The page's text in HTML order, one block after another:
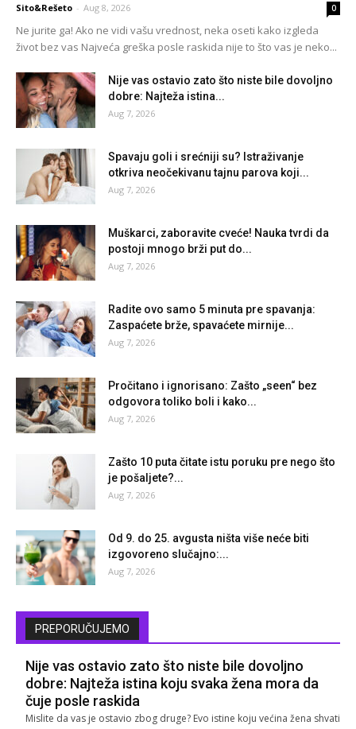
Sito&Rešeto - Aug 8, 2026 0
Ne jurite ga! Ako ne vidi vašu vrednost, neka oseti kako izgleda
život bez vas Najveća greška posle raskida nije to što vas je neko...
Nije vas ostavio zato što niste bile dovoljno
dobre: Najteža istina...
Aug 7, 2026
Spavaju goli i srećniji su? Istraživanje
otkriva neočekivanu tajnu parova koji...
Aug 7, 2026
Muškarci, zaboravite cveće! Nauka tvrdi da
postoji mnogo brži put do...
Aug 7, 2026
Radite ovo samo 5 minuta pre spavanja:
Zaspaćete brže, spavaćete mirnije...
Aug 7, 2026
Pročitano i ignorisano: Zašto „seen“ bez
odgovora toliko boli i kako...
Aug 7, 2026
Zašto 10 puta čitate istu poruku pre nego što
je pošaljete?...
Aug 7, 2026
Od 9. do 25. avgusta ništa više neće biti
izgovoreno slučajno:...
Aug 7, 2026
PREPORUČUJEMO
Nije vas ostavio zato što niste bile dovoljno
dobre: Najteža istina koju svaka žena mora da
čuje posle raskida
Mislite da vas je ostavio zbog druge? Evo istine koju većina žena shvati